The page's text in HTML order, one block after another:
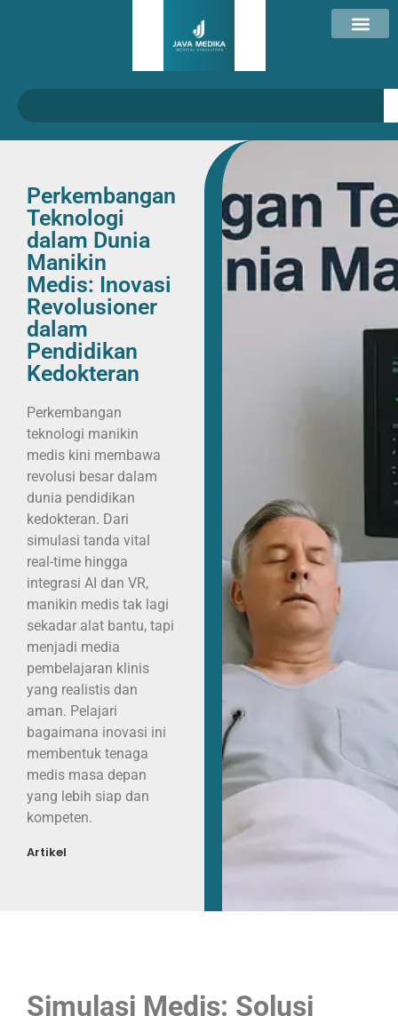
Perkembangan
Teknologi
dalam Dunia
Manikin
Medis: Inovasi
Revolusioner
dalam
Pendidikan
Kedokteran
Perkembangan
teknologi manikin
medis kini membawa
revolusi besar dalam
dunia pendidikan
kedokteran. Dari
simulasi tanda vital
real-time hingga
integrasi AI dan VR,
manikin medis tak lagi
sekadar alat bantu, tapi
menjadi media
pembelajaran klinis
yang realistis dan
aman. Pelajari
bagaimana inovasi ini
membentuk tenaga
medis masa depan
yang lebih siap dan
kompeten.
Artikel
Simulasi Medis: Solusi